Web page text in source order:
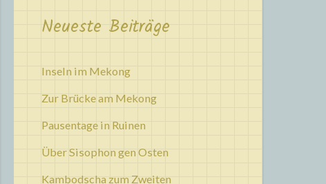
Neueste Beiträge
Inseln im Mekong
Zur Brücke am Mekong
Pausentage in Ruinen
Über Sisophon gen Osten
Kambodscha zum Zweiten